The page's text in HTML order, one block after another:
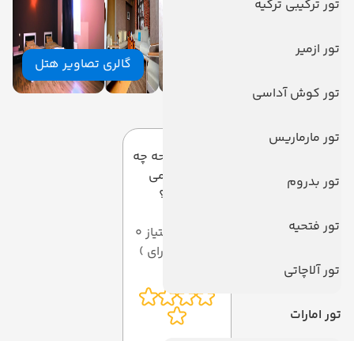
تور ترکیبی ترکیه
تور ازمیر
تور کوش آداسی
تور مارماریس
تور بدروم
تور فتحیه
تور آلاچاتی
تور امارات
گالری تصاویر هتل
دیدگاه کاربران
به این صفحه چه
امتیازی می
دهید؟
میانگین امتیاز 0